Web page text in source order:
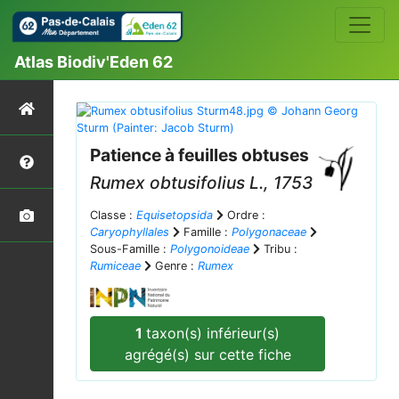
Atlas Biodiv'Eden 62
Patience à feuilles obtuses
Rumex obtusifolius L., 1753
Classe : Equisetopsida
Ordre :
Caryophyllales
Famille : Polygonaceae
Sous-Famille : Polygonoideae
Tribu :
Rumiceae
Genre : Rumex
1taxon(s) inférieur(s)
agrégé(s) sur cette fiche